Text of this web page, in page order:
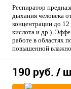
Респиратор
дыхания человека
концентрации до
кислота и др.).
работе в областях
повышенной
190 руб. /